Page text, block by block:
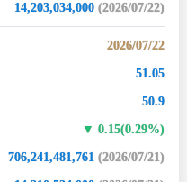
14,203,034,000 (2026/07/22)
2026/07/22
51.05
50.9
0.15(0.29%)
706,241,481,761 (2026/07/21)